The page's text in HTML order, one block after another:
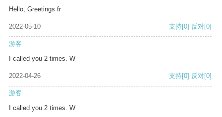
Hello, Greetings fr
2022-05-10 支持[0] 反对[0]
游客
I called you 2 times. W
2022-04-26 支持[0] 反对[0]
游客
I called you 2 times. W